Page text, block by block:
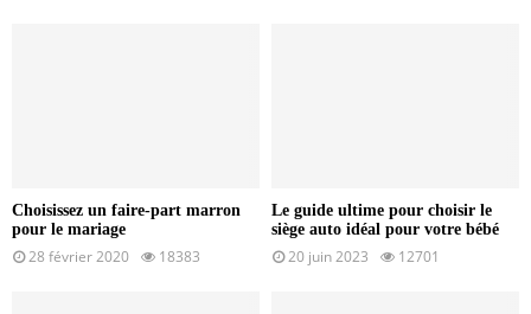
Choisissez un faire-part marron
pour le mariage
28 février 2020 18383
Le guide ultime pour choisir le
siège auto idéal pour votre bébé
20 juin 2023 12701